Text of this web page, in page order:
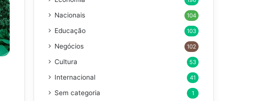
Nacionais 104
Educação 103
Negócios 102
Cultura 53
Internacional 41
Sem categoria 1